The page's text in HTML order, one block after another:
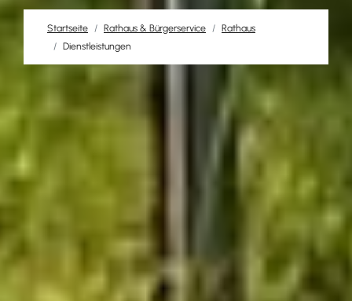
Startseite Rathaus & Bürgerservice
Rathaus
Dienstleistungen